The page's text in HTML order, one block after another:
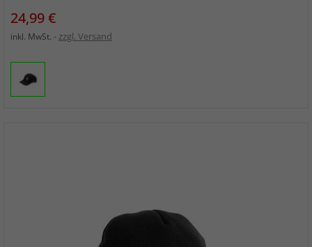
Preis
24,99 €
inkl. MwSt. zzgl. Versand